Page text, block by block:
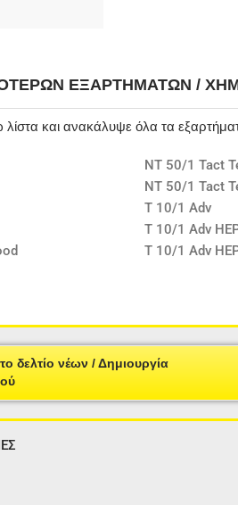
ΕΞΑΡΤΗΜΆΤΩΝ /
και ανακάλυψε όλα τα
NT 50/1 Tact
NT 50/1 Tact
T 10/1 Adv
T 10/1 Adv
T 10/1 Adv
δελτίο νέων / Δημιουργία